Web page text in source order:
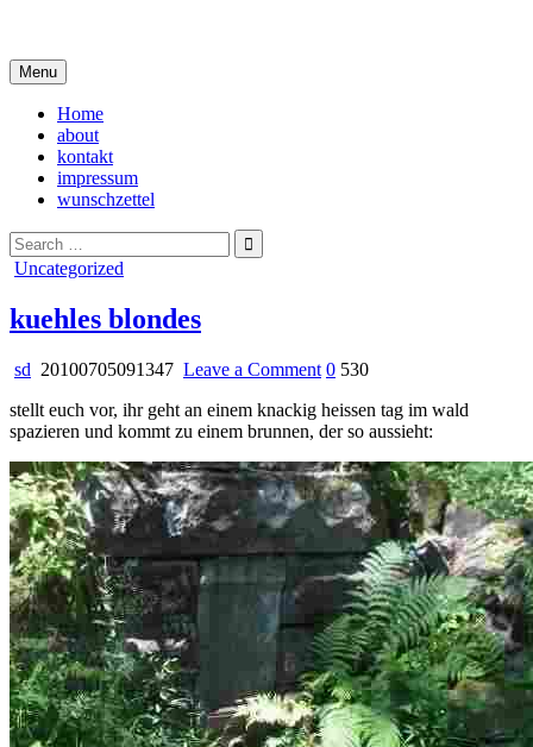
content
Menu
Home
about
kontakt
impressum
wunschzettel
Search
for:
Posted
Uncategorized
kuehles blondes
sd 20100705091347 Leave a Commenton
blondes
0 530
stellt euch vor, ihr geht an einem knackig heissen tag im wald
spazieren und kommt zu einem brunnen, der so aussieht: